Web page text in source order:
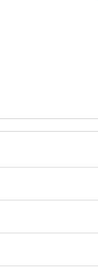
probarse dentro o
de nuestros
en el